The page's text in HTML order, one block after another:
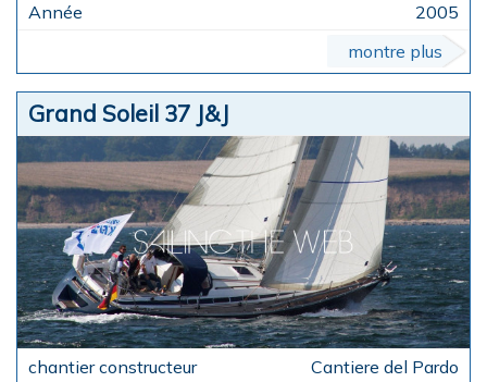
2005
montre plus
Grand Soleil 37 J&J
Cantiere del Pardo